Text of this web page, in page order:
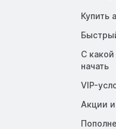
Купить
С
начать
VIP-
Акции